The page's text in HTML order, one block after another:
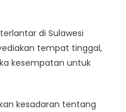
di Sulawesi
tempat tinggal,
kesempatan untuk
kesadaran tentang